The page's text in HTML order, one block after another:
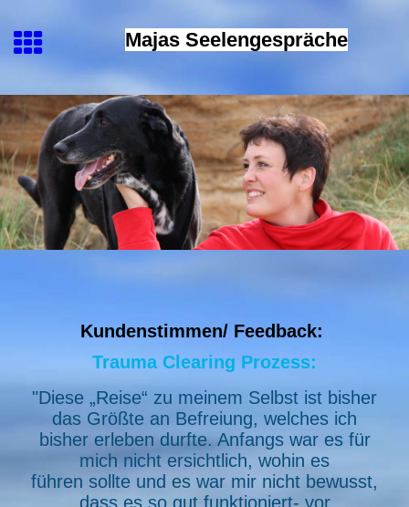
Majas Seelengespräche
Kundenstimmen/ Feedback:
Trauma Clearing Prozess:
"Diese „Reise“ zu meinem Selbst ist bisher
das Größte an Befreiung, welches ich
bisher erleben durfte. Anfangs war es für
mich nicht ersichtlich, wohin es
führen sollte und es war mir nicht bewusst,
dass es so gut funktioniert- vor